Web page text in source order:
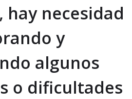
hay necesidad
y
algunos
o dificultades